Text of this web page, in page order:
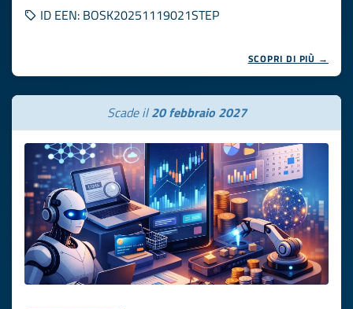
ID EEN: BOSK20251119021STEP
SCOPRI DI PIÙ →
Scade il20 febbraio 2027